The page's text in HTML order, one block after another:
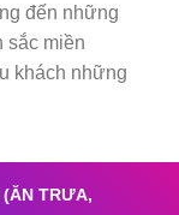
đến những
sắc miền
khách những
(ĂN TRƯA,